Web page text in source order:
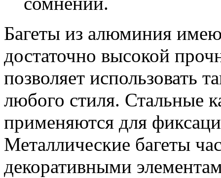
Багеты из алюминия
достаточно высокой
позволяет использовать
любого стиля. Стальные
применяются для
Металлические багеты
декоративными